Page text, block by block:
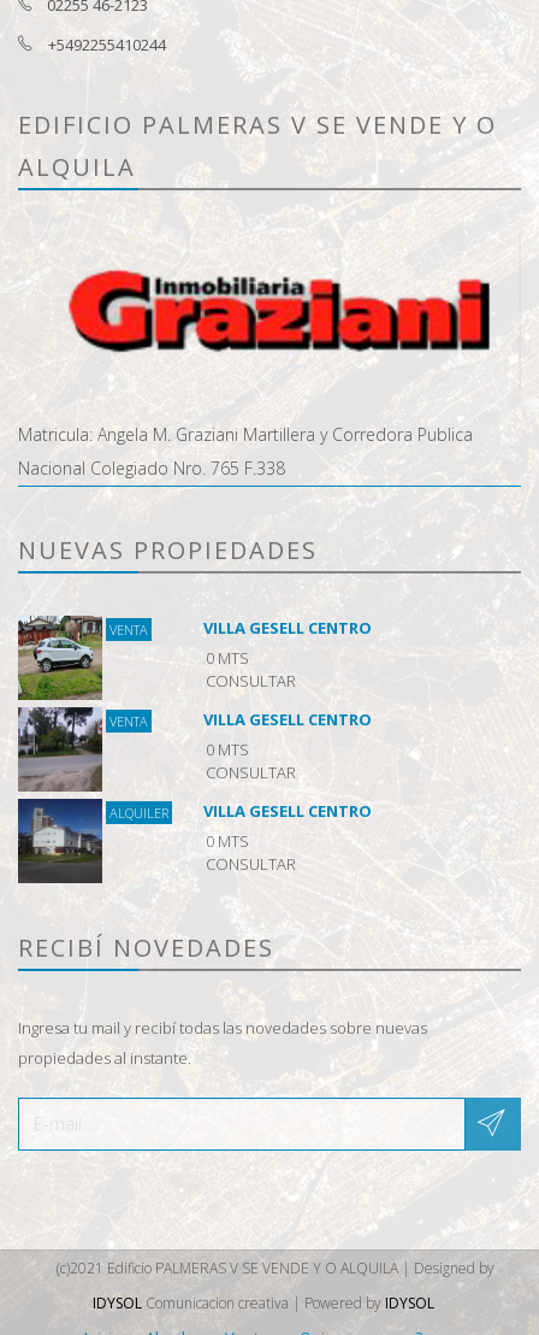
02255 46-2123
+5492255410244
EDIFICIO PALMERAS V SE VENDE Y O
ALQUILA
Matricula: Angela M. Graziani Martillera y Corredora Publica
Nacional Colegiado Nro. 765 F.338
NUEVAS PROPIEDADES
VENTA
VILLA GESELL CENTRO
0 MTS
CONSULTAR
VENTA
VILLA GESELL CENTRO
0 MTS
CONSULTAR
ALQUILER
VILLA GESELL CENTRO
0 MTS
CONSULTAR
RECIBÍ NOVEDADES
Ingresa tu mail y recibí todas las novedades sobre nuevas
propiedades al instante.
(c)2021 Edificio PALMERAS V SE VENDE Y O ALQUILA | Designed by
IDYSOL Comunicacion creativa | Powered by IDYSOL